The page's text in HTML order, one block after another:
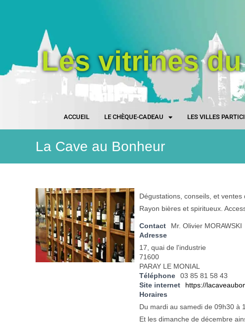
Les vitrines
ACCUEIL LE CHÈQUE-CADEAU LES VILLES
La Cave au Bonheur
Dégustations, conseils, et
Rayon bières et spiritueux.
Contact
Mr. Olivier MORAWSKI
Adresse
17, quai de l'industrie
71600
PARAY LE MONIAL
Téléphone
03 85 81 58 43
Site internet
https://
Horaires
Du mardi au samedi de 09h30 à
Et les dimanche de décembre